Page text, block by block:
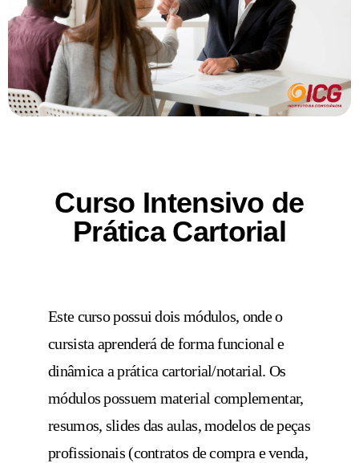
Curso Intensivo de
Prática Cartorial
Este curso possui dois módulos, onde o
cursista aprenderá de forma funcional e
dinâmica a prática cartorial/notarial. Os
módulos possuem material complementar,
resumos, slides das aulas, modelos de peças
profissionais (contratos de compra e venda,